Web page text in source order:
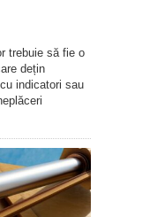
trebuie să fie o
dețin
indicatori sau